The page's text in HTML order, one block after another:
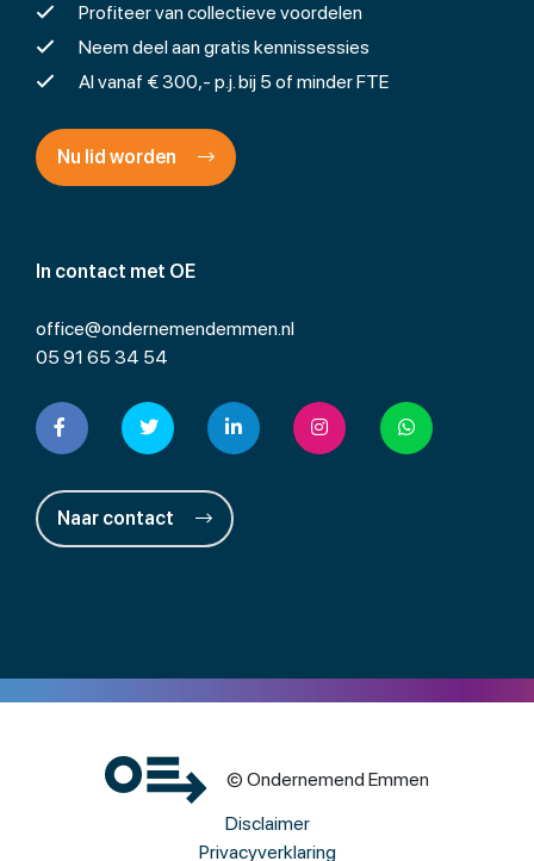
In contact met OE
office@ondernemendemmen.nl
05 91 65 34 54
Naar contact
Profiteer van collectieve voordelen
Neem deel aan gratis kennissessies
Al vanaf € 300,- p.j. bij 5 of minder FTE
Nu lid worden
© Ondernemend Emmen
Disclaimer
Privacyverklaring